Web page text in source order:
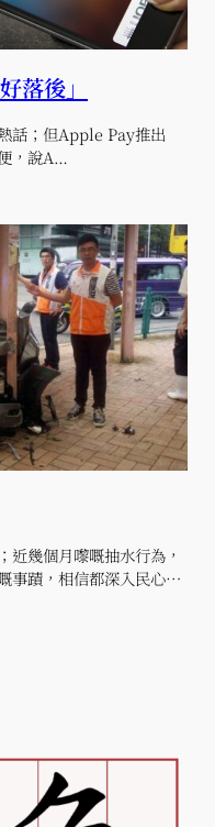
落後」
話；但Apple Pay推出
，說A…
近幾個月嚟嘅抽水行為，
事蹟，相信都深入民心…